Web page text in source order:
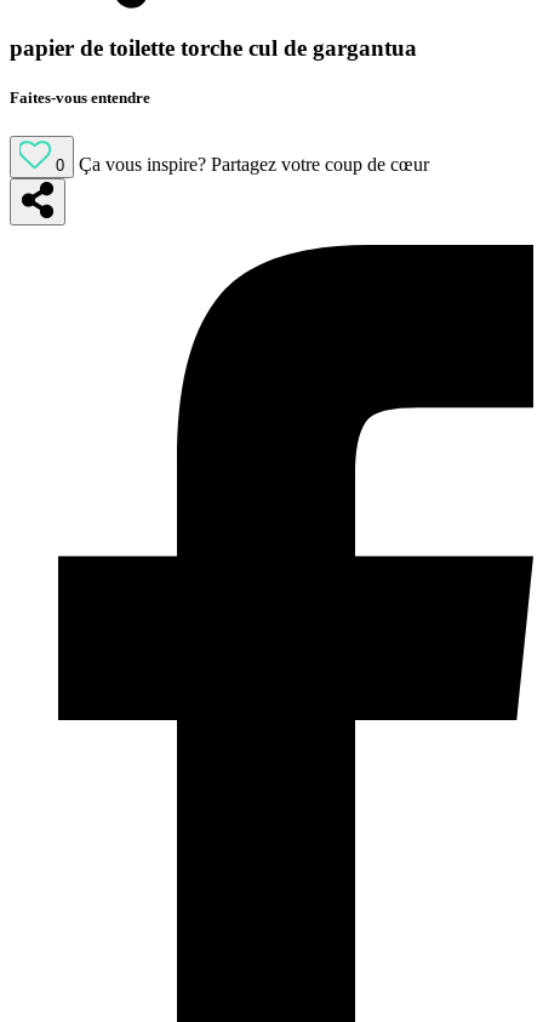
papier de toilette torche cul de gargantua
Faites-vous entendre
0 Ça vous inspire? Partagez votre coup de cœur